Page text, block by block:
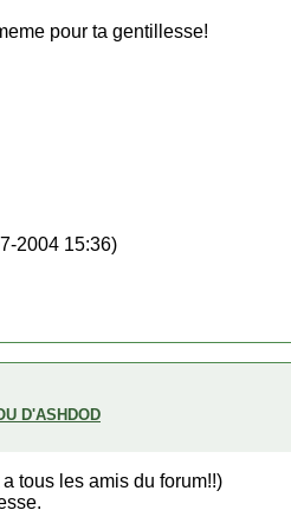
pour ta gentillesse!
2004 15:36)
D'ASHDOD
tous les amis du forum!!)